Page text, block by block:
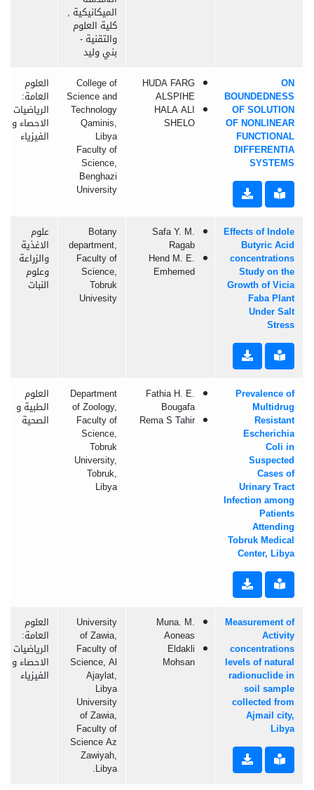
الميكانيكية ,
كلية العلوم
والتقنية -
بني وليد
ON
BOUNDEDNESS
OF SOLUTION
OF NONLINEAR
FUNCTIONAL
DIFFERENTIA
SYSTEMS
HUDA FARG
ALSPIHE
HALA ALI
SHELO
College of
Science and
Technology
Qaminis,
Libya
Faculty of
Science,
Benghazi
University
العلوم
العامة:
الرياضيات و
الاحصاء و
الفيزياء
Effects of Indole
Butyric Acid
concentrations
Study on the
Growth of Vicia
Faba Plant
Under Salt
Stress
Safa Y. M.
Ragab
Hend M. E.
Emhemed
Botany
department,
Faculty of
Science,
Tobruk
Univesity
علوم
الاغذية
والزراعة
وعلوم
النبات
Prevalence of
Multidrug
Resistant
Escherichia
Coli in
Suspected
Cases of
Urinary Tract
Infection among
Patients
Attending
Tobruk Medical
Center, Libya
Fathia H. E.
Bougafa
Rema S Tahir
Department
of Zoology,
Faculty of
Science,
Tobruk
University,
Tobruk,
Libya
العلوم
الطبية و
الصحية
Measurement of
Activity
concentrations
levels of natural
radionuclide in
soil sample
collected from
Ajmail city,
Libya
Muna. M.
Aoneas
Eldakli
Mohsan
University
of Zawia,
Faculty of
Science, Al
Ajaylat,
Libya
University
of Zawia,
Faculty of
Science Az
Zawiyah,
Libya.
العلوم
العامة:
الرياضيات و
الاحصاء و
الفيزياء